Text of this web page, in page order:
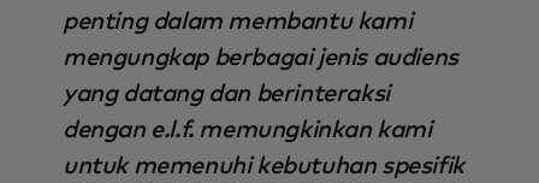
penting dalam membantu kami
mengungkap berbagai jenis audiens
yang datang dan berinteraksi
dengan e.l.f. memungkinkan kami
untuk memenuhi kebutuhan spesifik